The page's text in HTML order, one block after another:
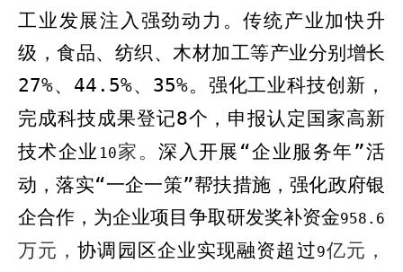
工业发展注入强劲动力。传统产业加快升
级， 食品、纺织、木材加工等产业分别增长
27%、 44 .5%、 35%。强化工业科技创新，
完成科技成果登记8个 ，申报认定国家高新
技术企业 10家。深入开展“企业服务年”活
动，落实“一企一策”帮扶措施，强化政府银
企合作，为企业项目争取研发奖补资金958.6
万元，协调园区企业实现融资超过9亿元，